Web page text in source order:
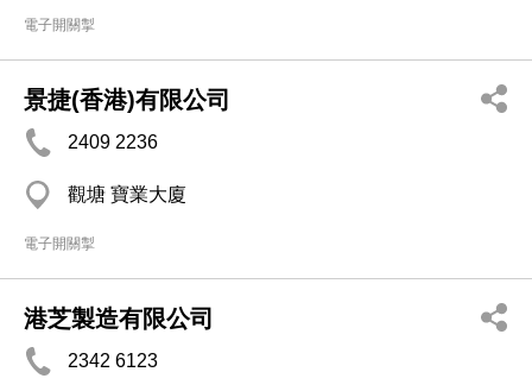
電子開關掣
景捷(香港)有限公司
2409 2236
觀塘 寶業大廈
電子開關掣
港芝製造有限公司
2342 6123